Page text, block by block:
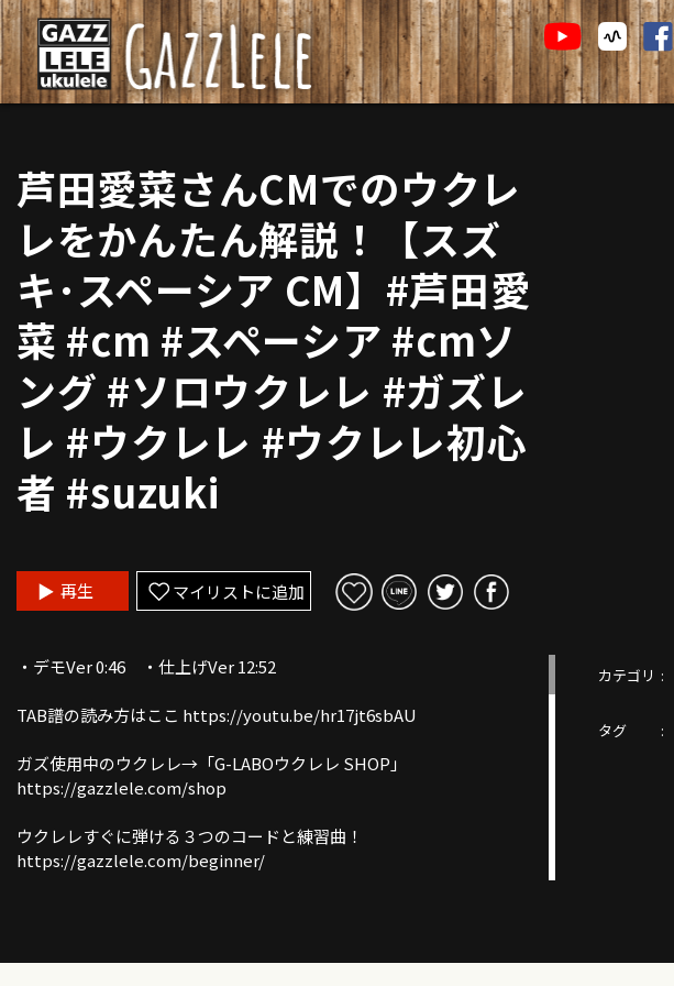
カテゴリ
タグ
芦田愛菜さんCMでのウクレ
レをかんたん解説！【スズ
キ･スペーシア CM】#芦田愛
菜 #cm #スペーシア #cmソ
ング #ソロウクレレ #ガズレ
レ #ウクレレ #ウクレレ初心
者 #suzuki
再生 マイリストに追加
・デモVer 0:46 ・仕上げVer 12:52
TAB譜の読み方はここ https://youtu.be/hr17jt6sbAU
ガズ使用中のウクレレ→「G-LABOウクレレ SHOP」
https://gazzlele.com/shop
ウクレレすぐに弾ける３つのコードと練習曲！
https://gazzlele.com/beginner/